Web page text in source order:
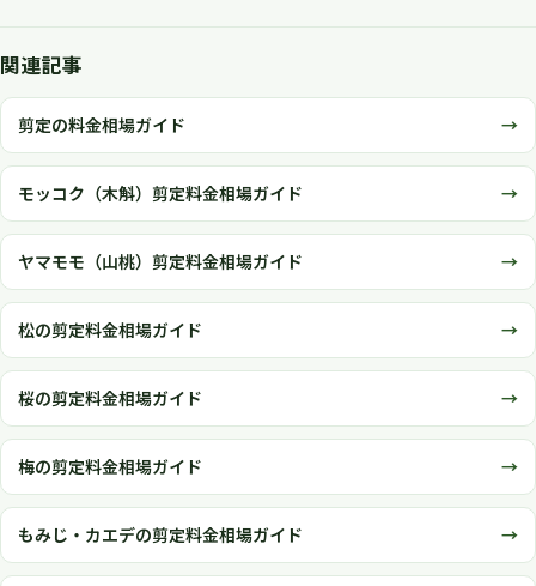
関連記事
剪定の料金相場ガイド
モッコク（木斛）剪定料金相場ガイド
ヤマモモ（山桃）剪定料金相場ガイド
松の剪定料金相場ガイド
桜の剪定料金相場ガイド
梅の剪定料金相場ガイド
もみじ・カエデの剪定料金相場ガイド